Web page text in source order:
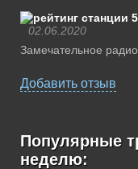
02.06.2020
Замечательное
Добавить отзыв
Популярные
неделю: